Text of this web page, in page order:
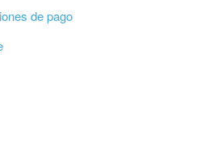
de pago